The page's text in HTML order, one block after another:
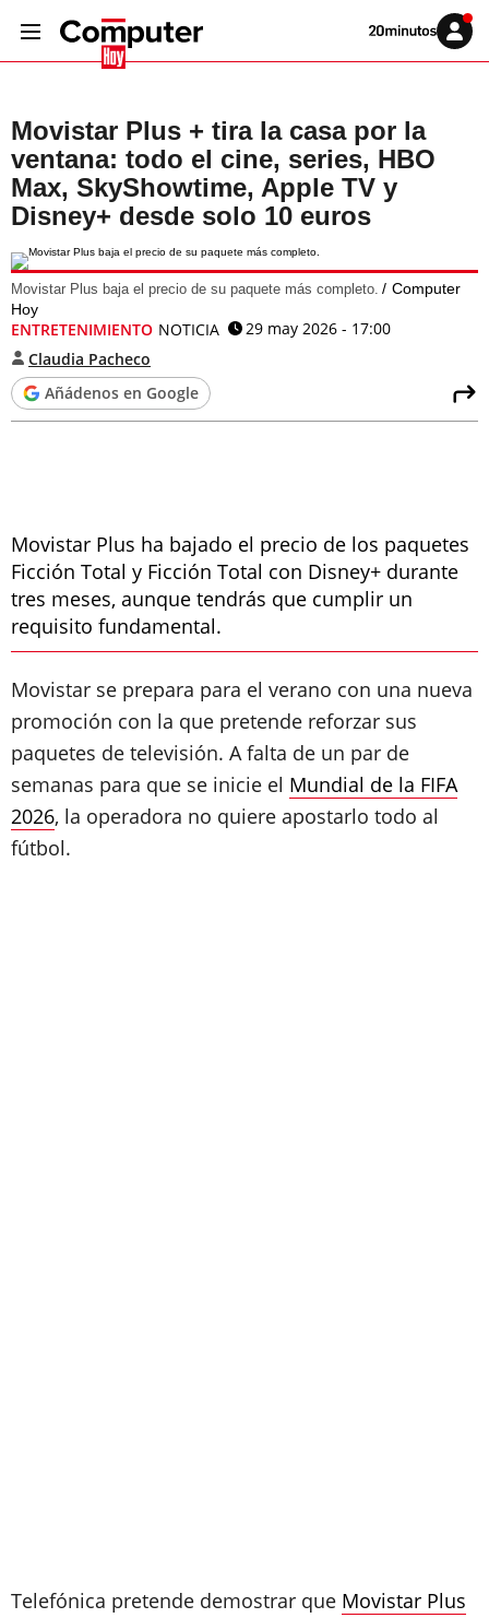
Volver
Iniciar
sesión
Movistar Plus + tira la casa por la
ventana: todo el cine, series, HBO
Max, SkyShowtime, Apple TV y
Disney+ desde solo 10 euros
Movistar Plus baja el precio de su paquete más completo.
Computer
Hoy
ENTRETENIMIENTO NOTICIA
29 may 2026 - 17:00
Claudia Pacheco
Añádenos en Google
Movistar Plus ha bajado el precio de los paquetes
Ficción Total y Ficción Total con Disney+ durante
tres meses, aunque tendrás que cumplir un
requisito fundamental.
Movistar se prepara para el verano con una nueva
promoción con la que pretende reforzar sus
paquetes de televisión. A falta de un par de
semanas para que se inicie el Mundial de la FIFA
2026, la operadora no quiere apostarlo todo al
fútbol.
Telefónica pretende demostrar que Movistar Plus